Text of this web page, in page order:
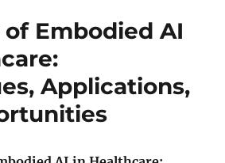
Embodied AI
Applications,